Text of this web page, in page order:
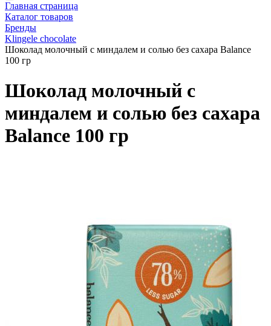
Главная страница
Каталог товаров
Бренды
Klingele chocolate
Шоколад молочный с миндалем и солью без сахара Balance
100 гр
Шоколад молочный с
миндалем и солью без сахара
Balance 100 гр